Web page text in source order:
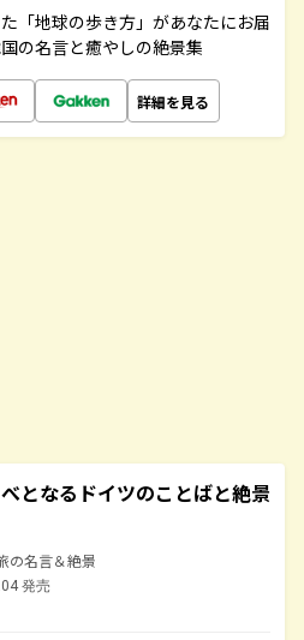
「地球の歩き方」があなたにお届
の名言と癒やしの絶景集
詳細を見る
となるドイツのことばと絶景
の名言＆絶景
発売